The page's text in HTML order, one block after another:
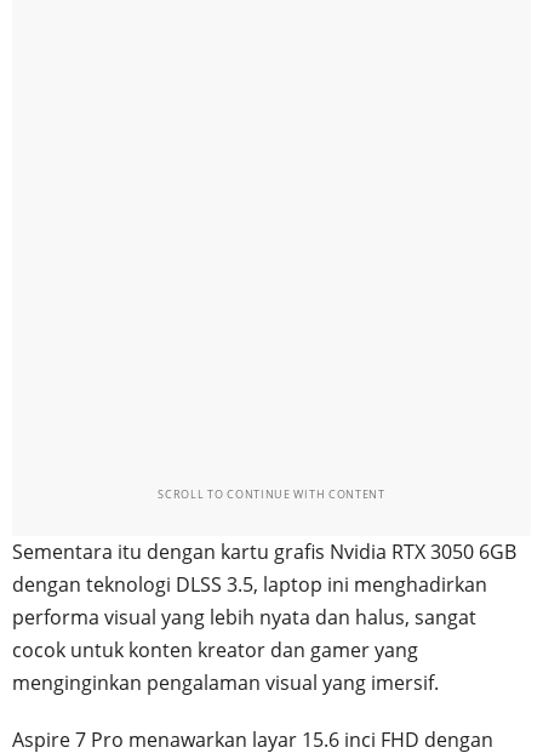
SCROLL TO CONTINUE WITH CONTENT
Sementara itu dengan kartu grafis Nvidia RTX 3050 6GB
dengan teknologi DLSS 3.5, laptop ini menghadirkan
performa visual yang lebih nyata dan halus, sangat
cocok untuk konten kreator dan gamer yang
menginginkan pengalaman visual yang imersif.
Aspire 7 Pro menawarkan layar 15.6 inci FHD dengan